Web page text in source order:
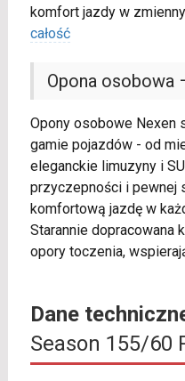
komfort jazdy w
całość
Opona osobowa
Opony osobowe Nexen
gamie pojazdów - od
eleganckie limuzyny i
przyczepności i pewnej
komfortową jazdę w
Starannie dopracowana
opory toczenia,
Dane
Season 155/60